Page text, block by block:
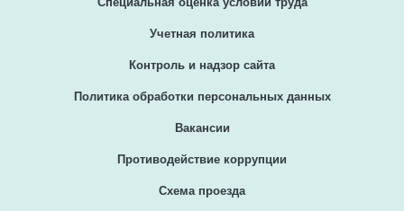
Учетная политика
Контроль и надзор сайта
Политика обработки персональных данных
Вакансии
Противодействие коррупции
Схема проезда